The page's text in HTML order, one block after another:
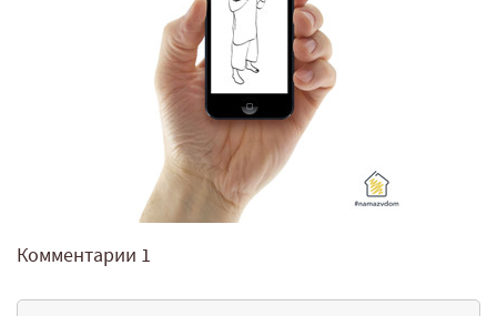
Комментарии 1